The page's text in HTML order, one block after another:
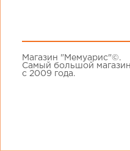
Магазин "Мемуарис"©.
Самый большой
с 2009 года.